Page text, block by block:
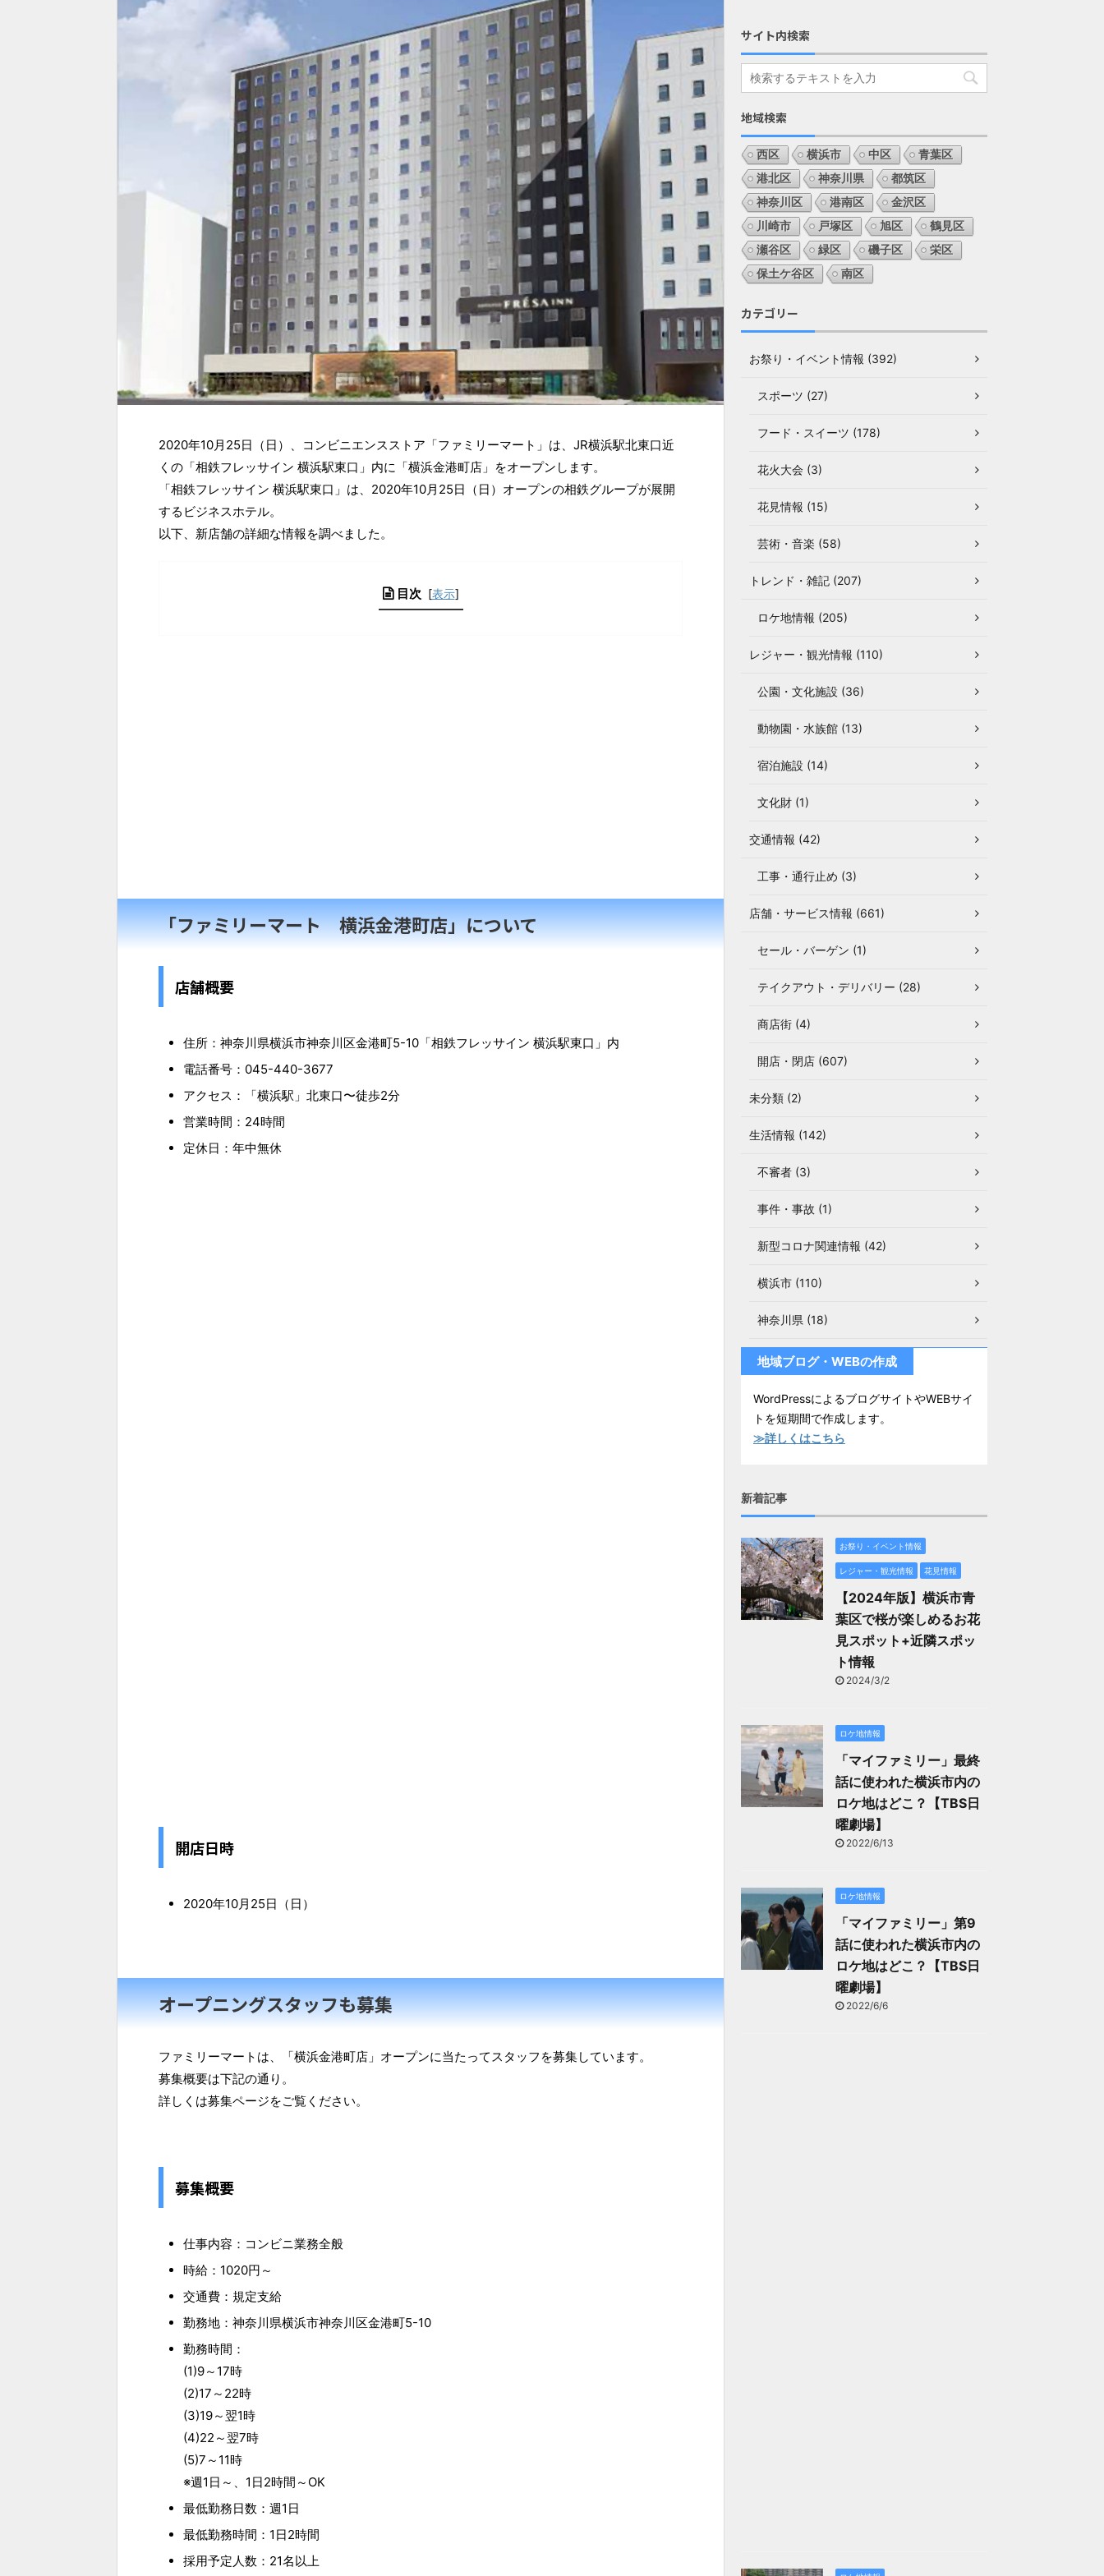
2020年10月25日（日）、コンビニエンスストア「ファミリーマート」は、JR横浜駅北東口近
くの「相鉄フレッサイン 横浜駅東口」内に「横浜金港町店」をオープンします。
「相鉄フレッサイン 横浜駅東口」は、2020年10月25日（日）オープンの相鉄グループが展開
するビジネスホテル。
以下、新店舗の詳細な情報を調べました。
目次 [表示]
「ファミリーマート 横浜金港町店」について
店舗概要
住所：神奈川県横浜市神奈川区金港町5-10「相鉄フレッサイン 横浜駅東口」内
電話番号：045-440-3677
アクセス：「横浜駅」北東口〜徒歩2分
営業時間：24時間
定休日：年中無休
開店日時
2020年10月25日（日）
オープニングスタッフも募集
ファミリーマートは、「横浜金港町店」オープンに当たってスタッフを募集しています。
募集概要は下記の通り。
詳しくは募集ページをご覧ください。
募集概要
仕事内容：コンビニ業務全般
時給：1020円～
交通費：規定支給
勤務地：神奈川県横浜市神奈川区金港町5-10
勤務時間：
(1)9～17時
(2)17～22時
(3)19～翌1時
(4)22～翌7時
(5)7～11時
※週1日～、1日2時間～OK
最低勤務日数：週1日
最低勤務時間：1日2時間
採用予定人数：21名以上
サイト内検索
地域検索
西区 横浜市 中区
青葉区
港北区
神奈川県
都筑区
神奈川区
港南区
金沢区
川崎市
戸塚区 旭区
鶴見区
瀬谷区
緑区 磯子区
栄区
保土ケ谷区
南区
カテゴリー
お祭り・イベント情報 (392)
スポーツ (27)
フード・スイーツ (178)
花火大会 (3)
花見情報 (15)
芸術・音楽 (58)
トレンド・雑記 (207)
ロケ地情報 (205)
レジャー・観光情報 (110)
公園・文化施設 (36)
動物園・水族館 (13)
宿泊施設 (14)
文化財 (1)
交通情報 (42)
工事・通行止め (3)
店舗・サービス情報 (661)
セール・バーゲン (1)
テイクアウト・デリバリー (28)
商店街 (4)
開店・閉店 (607)
未分類 (2)
生活情報 (142)
不審者 (3)
事件・事故 (1)
新型コロナ関連情報 (42)
横浜市 (110)
神奈川県 (18)
地域ブログ・WEBの作成
WordPressによるブログサイトやWEBサイ
トを短期間で作成します。
≫詳しくはこちら
新着記事
お祭り・イベント情報
レジャー・観光情報 花見情報
【2024年版】横浜市青
葉区で桜が楽しめるお花
見スポット+近隣スポッ
ト情報
2024/3/2
ロケ地情報
「マイファミリー」最終
話に使われた横浜市内の
ロケ地はどこ？【TBS日
曜劇場】
2022/6/13
ロケ地情報
「マイファミリー」第9
話に使われた横浜市内の
ロケ地はどこ？【TBS日
曜劇場】
2022/6/6